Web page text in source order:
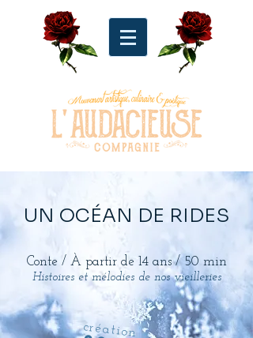
UN OCÉAN DE RIDES
Conte / À partir de 14 ans / 50 min
Histoires et mélodies de nos vieilleries
création